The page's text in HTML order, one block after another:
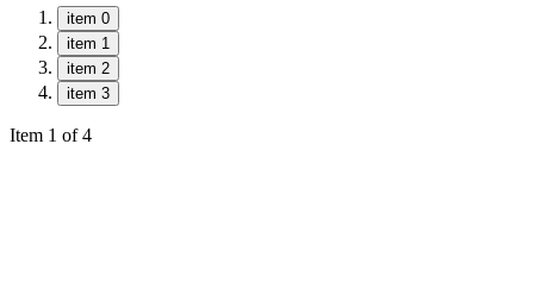
item 0
item 1
item 2
item 3
Item 1 of 4